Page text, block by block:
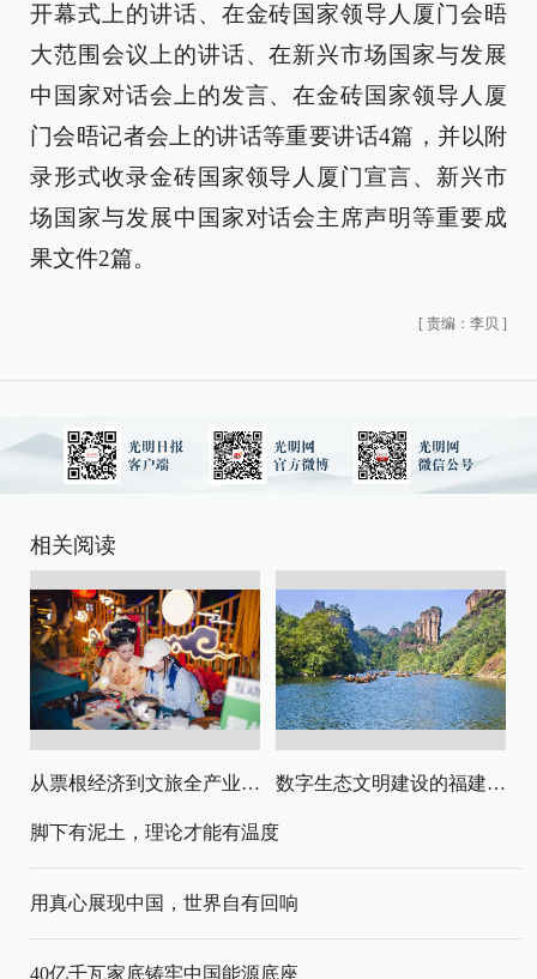
开幕式上的讲话、在金砖国家领导人厦门会晤
大范围会议上的讲话、在新兴市场国家与发展
中国家对话会上的发言、在金砖国家领导人厦
门会晤记者会上的讲话等重要讲话4篇，并以附
录形式收录金砖国家领导人厦门宣言、新兴市
场国家与发展中国家对话会主席声明等重要成
果文件2篇。
[ 责编：李贝 ]
相关阅读
从票根经济到文旅全产业链升级 数字生态文明建设的福建路径与启示
脚下有泥土，理论才能有温度
用真心展现中国，世界自有回响
40亿千瓦家底铸牢中国能源底座